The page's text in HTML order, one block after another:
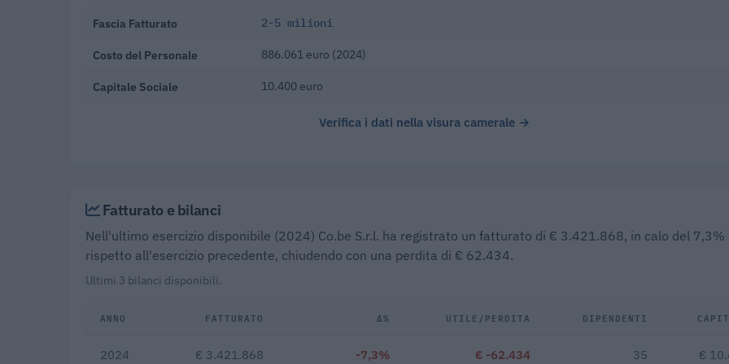
Fascia Fatturato 2-5 milioni
Costo del Personale 886.061 euro (2024)
Capitale Sociale 10.400 euro
Verifica i dati nella visura camerale →
Fatturato e bilanci
Nell'ultimo esercizio disponibile (2024) Co.be S.r.l. ha registrato un fatturato di € 3.421.868, in calo del 7,3%
rispetto all'esercizio precedente, chiudendo con una perdita di € 62.434.
Ultimi 3 bilanci disponibili.
ANNO FATTURATO Δ% UTILE/PERDITA DIPENDENTI
2024 € 3.421.868 -7,3% € -62.434 35 €